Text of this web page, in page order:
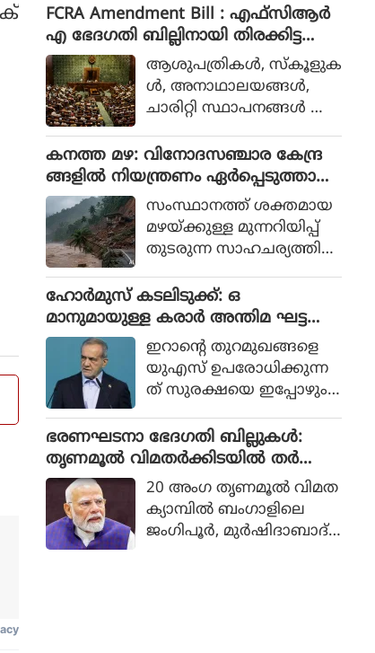
മകൾ. വാർത്താസമ്മേളന
ത്തിൽ തീരദേശ മേഖല
യിലെ മനുഷ്യരെ അപ
മാനിക്കുന്ന വിധം മുഖ്യമ
ന്ത്രി സംസാരിച്ചതാണ്
വിവാദത്തിനു കാരണ
മായിരിക്കുന്നത്.
FCRA Amendment Bill : എഫ്സിആർ
എ ഭേദഗതി ബില്ലിനായി തിരക്കിട്ട
നീക്കങ്ങൾ, ബിൽ നാളെയോ മറ്റ
ന്നാളോ കൊണ്ടുവന്നേക്കും
ആശുപത്രികള്‍, സ്‌കൂളുക
ള്‍, അനാഥാലയങ്ങള്‍,
ചാരിറ്റി സ്ഥാപനങ്ങള്‍ എ
ള്‍ നടത്തുന്നത് വിദേശഫ
ണ്ടുകളില്‍ നിന്നാണ്. സ
ര്‍ക്കാരിനെ വിമര്‍ശിക്കുന്ന
സംഘടനകളെ ലക്ഷ്യ
മാക്കി സര്‍ക്കാര്‍ നിയമം
ദുരുപയോഗം
ചെയ്‌തേക്കാമെന്നും പ്ര
തിപക്ഷം പറയുന്നു.
കനത്ത മഴ: വിനോദസഞ്ചാര കേന്ദ്ര
ങ്ങളില്‍ നിയന്ത്രണം ഏര്‍പ്പെടുത്താന്‍
നിര്‍ദേശം നല്‍കി സംസ്ഥാന ദുരന്ത
നിവാരണ അതോറിറ്റി
സംസ്ഥാനത്ത് ശക്തമായ
മഴയ്ക്കുള്ള മുന്നറിയിപ്പ്
തുടരുന്ന സാഹചര്യത്തില്‍
കുപ്പിനും ജില്ലാ ടൂറിസം പ്ര
മോഷന്‍ കൗണ്‍സിലുക
ള്‍ക്കും (DTPC) പ്രത്യേക
ജാഗ്രതാ നിര്‍ദേശം
സംസ്ഥാന ദുരന്ത നിവാര
ണ അതോറിറ്റി (KSDMA) ന
ല്‍കി.
ഹോര്‍മുസ് കടലിടുക്ക്: ഒ
മാനുമായുള്ള കരാര്‍ അന്തിമ ഘട്ട
ത്തിലാണെന്ന് ഇറാന്‍ഇറാന്റെ തുറമുഖങ്ങളെ
യുഎസ് ഉപരോധിക്കുന്ന
ത് സുരക്ഷയെ ഇപ്പോഴും
ദ്ദേഹം പറഞ്ഞു.
ഭരണഘടനാ ഭേദഗതി ബില്ലുകൾ:
തൃണമൂൽ വിമതർക്കിടയിൽ തർക്കം,
ഡിഎംകെയെ ഒപ്പം നിർത്താൻ നീക്ക
വുമായി ബിജെപി
20 അംഗ തൃണമൂല്‍ വിമത
ക്യാമ്പില്‍ ബംഗാളിലെ
ജംഗിപൂര്‍, മുര്‍ഷിദാബാദ്,